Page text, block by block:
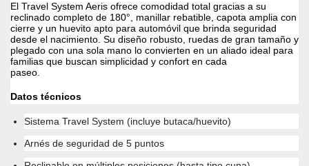
El Travel System Aeris ofrece comodidad total gracias a su
reclinado completo de 180°, manillar rebatible, capota amplia con
cierre y un huevito apto para automóvil que brinda seguridad
desde el nacimiento. Su diseño robusto, ruedas de gran tamaño y
plegado con una sola mano lo convierten en un aliado ideal para
familias que buscan simplicidad y confort en cada
paseo.
Datos técnicos
Sistema Travel System (incluye butaca/huevito)
Arnés de seguridad de 5 puntos